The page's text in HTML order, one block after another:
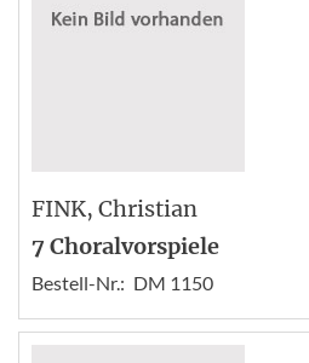
FINK, Christian
7 Choralvorspiele
Bestell-Nr.: DM 1150